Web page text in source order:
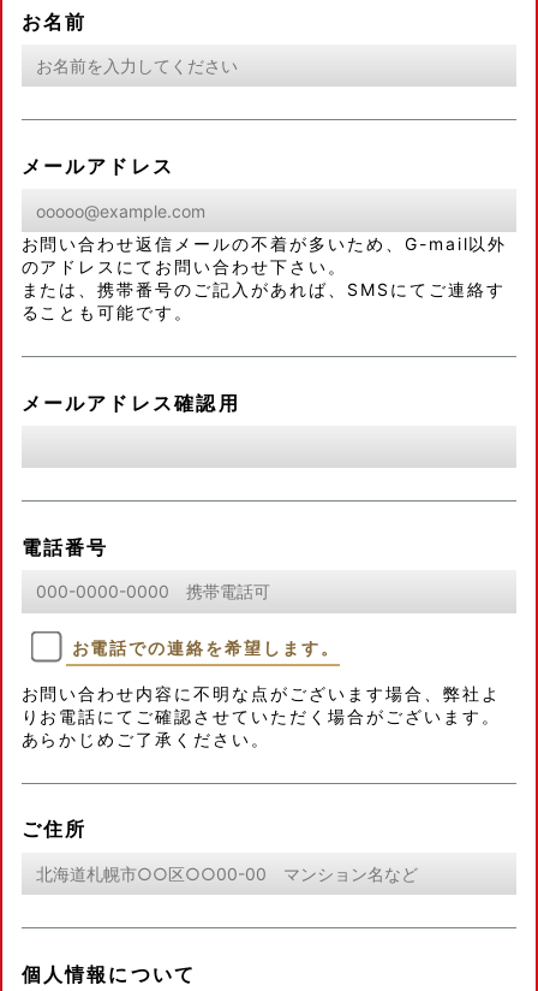
お名前
メールアドレス
お問い合わせ返信メールの不着が多いため、G-mail以外
のアドレスにてお問い合わせ下さい。
または、携帯番号のご記入があれば、SMSにてご連絡す
ることも可能です。
メールアドレス確認用
電話番号
お電話での連絡を希望します。
お問い合わせ内容に不明な点がございます場合、弊社よ
りお電話にてご確認させていただく場合がございます。
あらかじめご了承ください。
ご住所
個人情報について